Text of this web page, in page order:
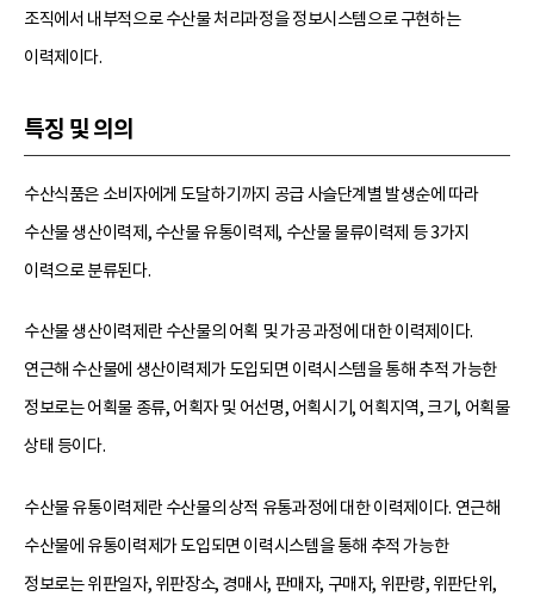
조직에서 내부적으로 수산물 처리과정을 정보시스템으로 구현하는
이력제이다.
특징 및 의의
수산식품은 소비자에게 도달하기까지 공급 사슬단계별 발생순에 따라
수산물 생산이력제, 수산물 유통이력제, 수산물 물류이력제 등 3가지
이력으로 분류된다.
수산물 생산이력제란 수산물의 어획 및 가공 과정에 대한 이력제이다.
연근해 수산물에 생산이력제가 도입되면 이력시스템을 통해 추적 가능한
정보로는 어획물 종류, 어획자 및 어선명, 어획시기, 어획지역, 크기, 어획물
상태 등이다.
수산물 유통이력제란 수산물의 상적 유통과정에 대한 이력제이다. 연근해
수산물에 유통이력제가 도입되면 이력시스템을 통해 추적 가능한
정보로는 위판일자, 위판장소, 경매사, 판매자, 구매자, 위판량, 위판단위,